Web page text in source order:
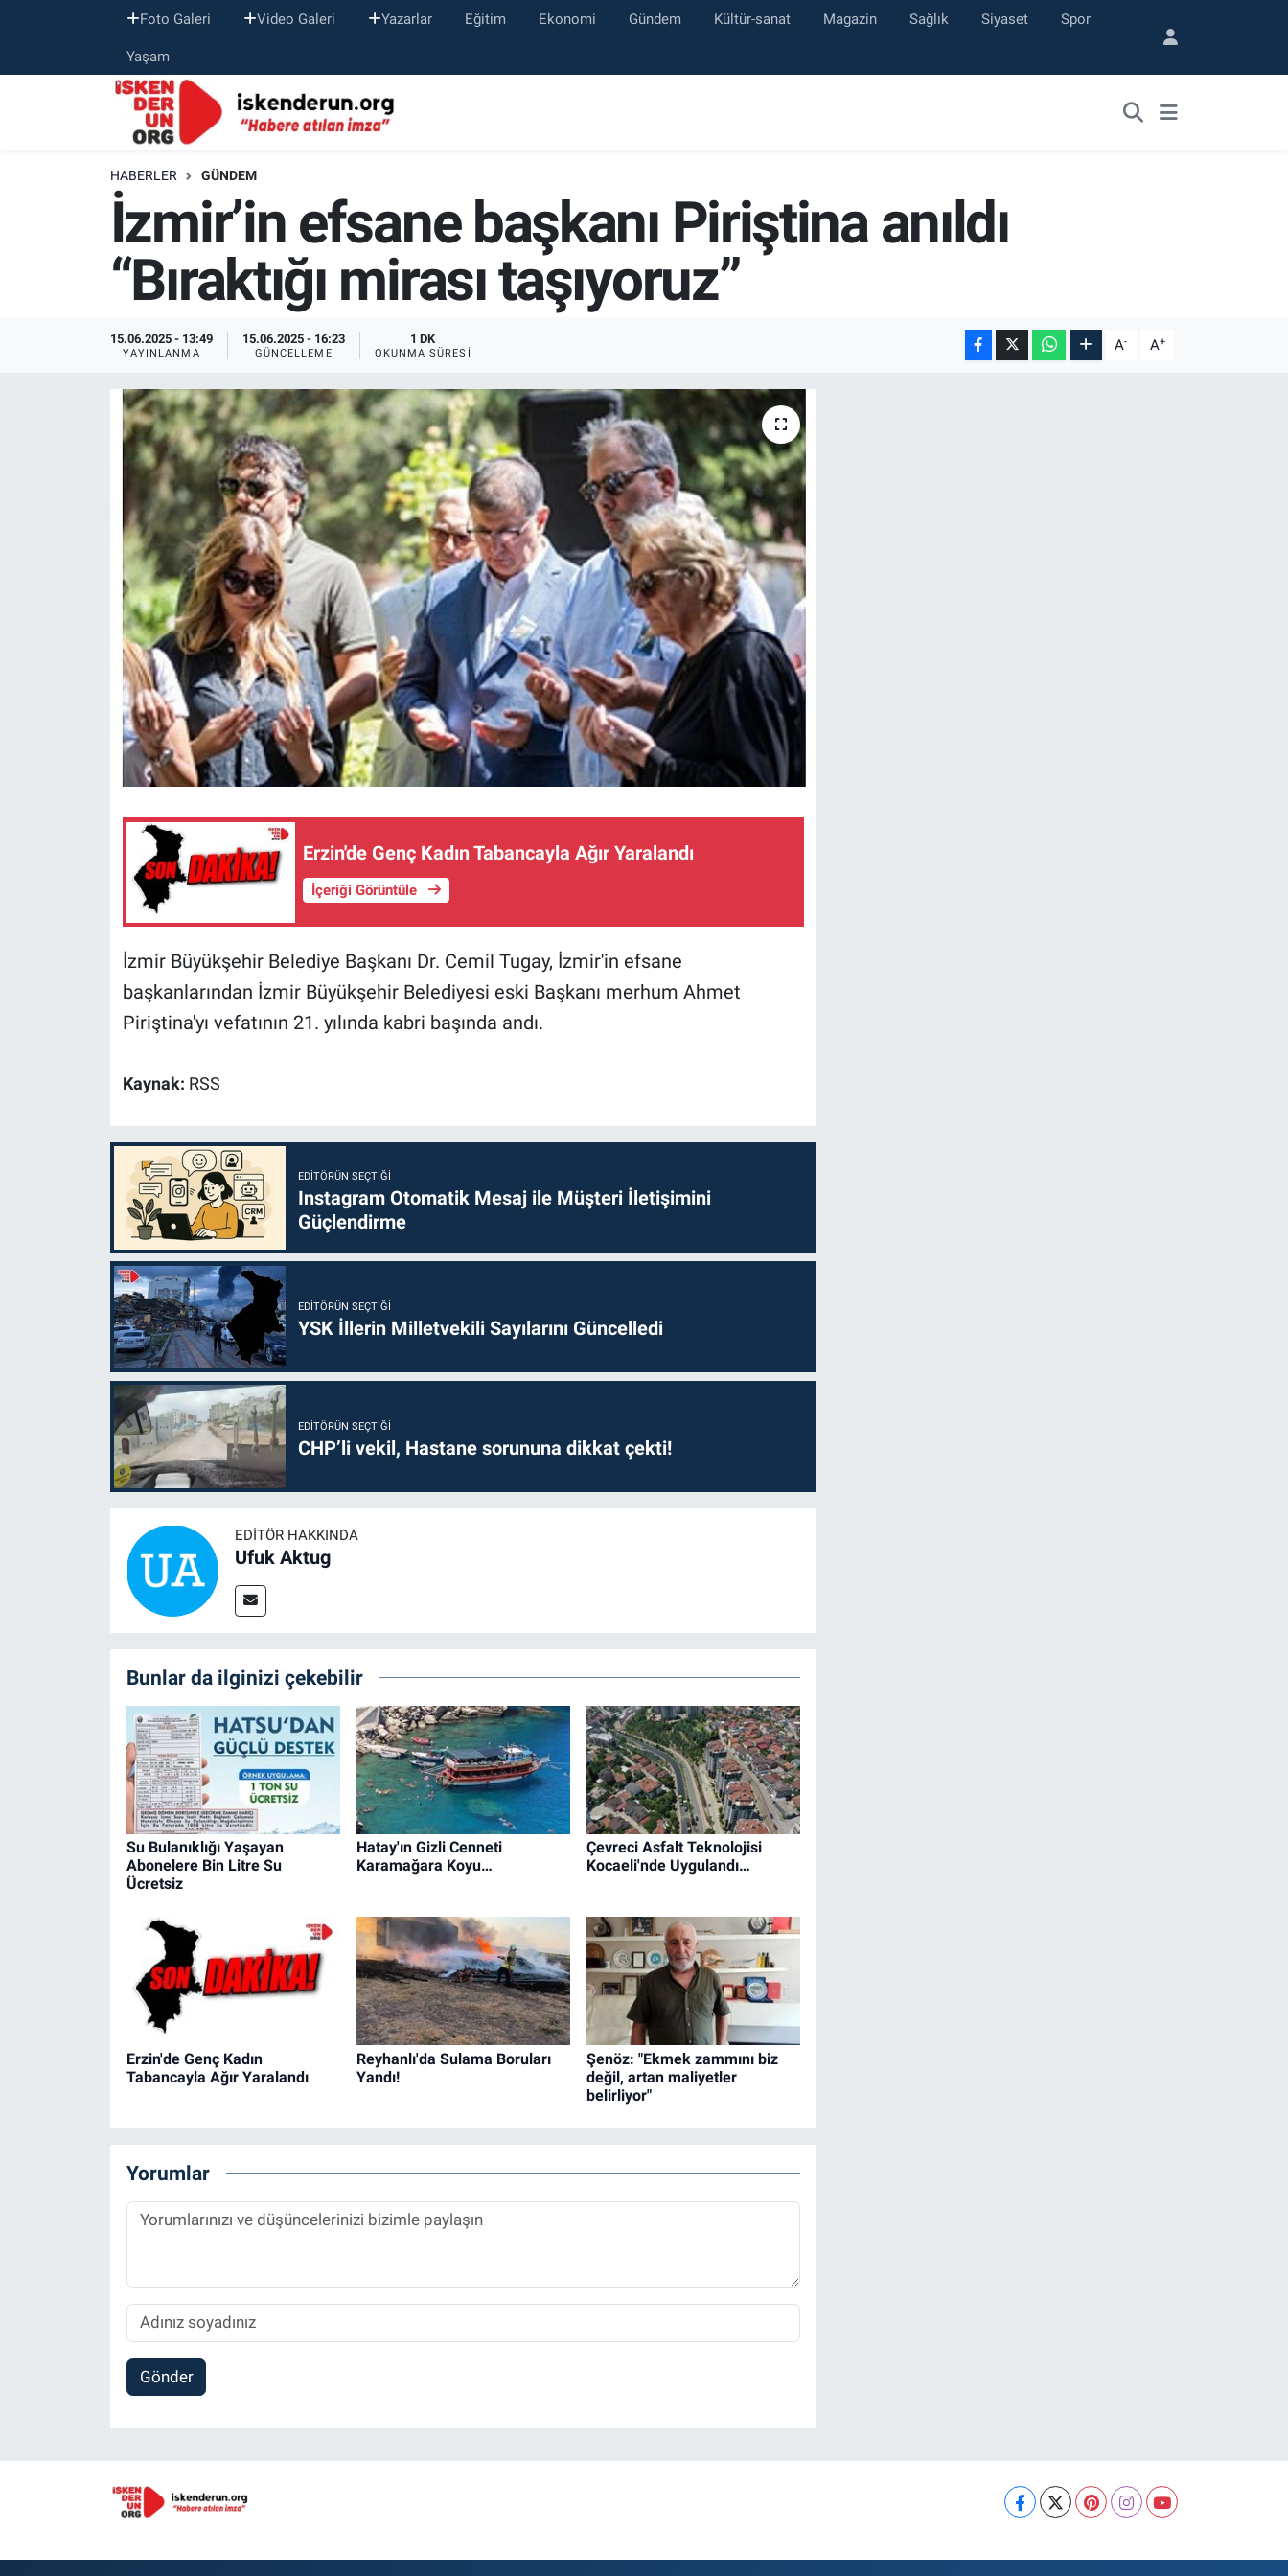
Foto Galeri Video Galeri Yazarlar Eğitim Ekonomi Gündem Kültür-sanat Magazin Sağlık Siyaset Spor
Yaşam
HABERLER GÜNDEM
İzmir’in efsane başkanı Piriştina anıldı
“Bıraktığı mirası taşıyoruz”
15.06.2025 - 13:49
YAYINLANMA
15.06.2025 - 16:23
GÜNCELLEME
1 DK
OKUNMA SÜRESI A- A+
Erzin'de Genç Kadın Tabancayla Ağır Yaralandı
İçeriği Görüntüle
İzmir Büyükşehir Belediye Başkanı Dr. Cemil Tugay, İzmir'in efsane
başkanlarından İzmir Büyükşehir Belediyesi eski Başkanı merhum Ahmet
Piriştina'yı vefatının 21. yılında kabri başında andı.
Kaynak: RSS
EDITÖRÜN SEÇTIĞI
Instagram Otomatik Mesaj ile Müşteri İletişimini
Güçlendirme
EDITÖRÜN SEÇTIĞI
YSK İllerin Milletvekili Sayılarını Güncelledi
EDITÖRÜN SEÇTIĞI
CHP’li vekil, Hastane sorununa dikkat çekti!
EDITÖR HAKKINDA
Ufuk Aktug
Bunlar da ilginizi çekebilir
Su Bulanıklığı Yaşayan
Abonelere Bin Litre Su
Ücretsiz
Hatay'ın Gizli Cenneti
Karamağara Koyu…
Çevreci Asfalt Teknolojisi
Kocaeli'nde Uygulandı…
Erzin'de Genç Kadın
Tabancayla Ağır Yaralandı
Reyhanlı'da Sulama Boruları
Yandı!
Şenöz: "Ekmek zammını biz
değil, artan maliyetler
belirliyor"
Yorumlar
Gönder